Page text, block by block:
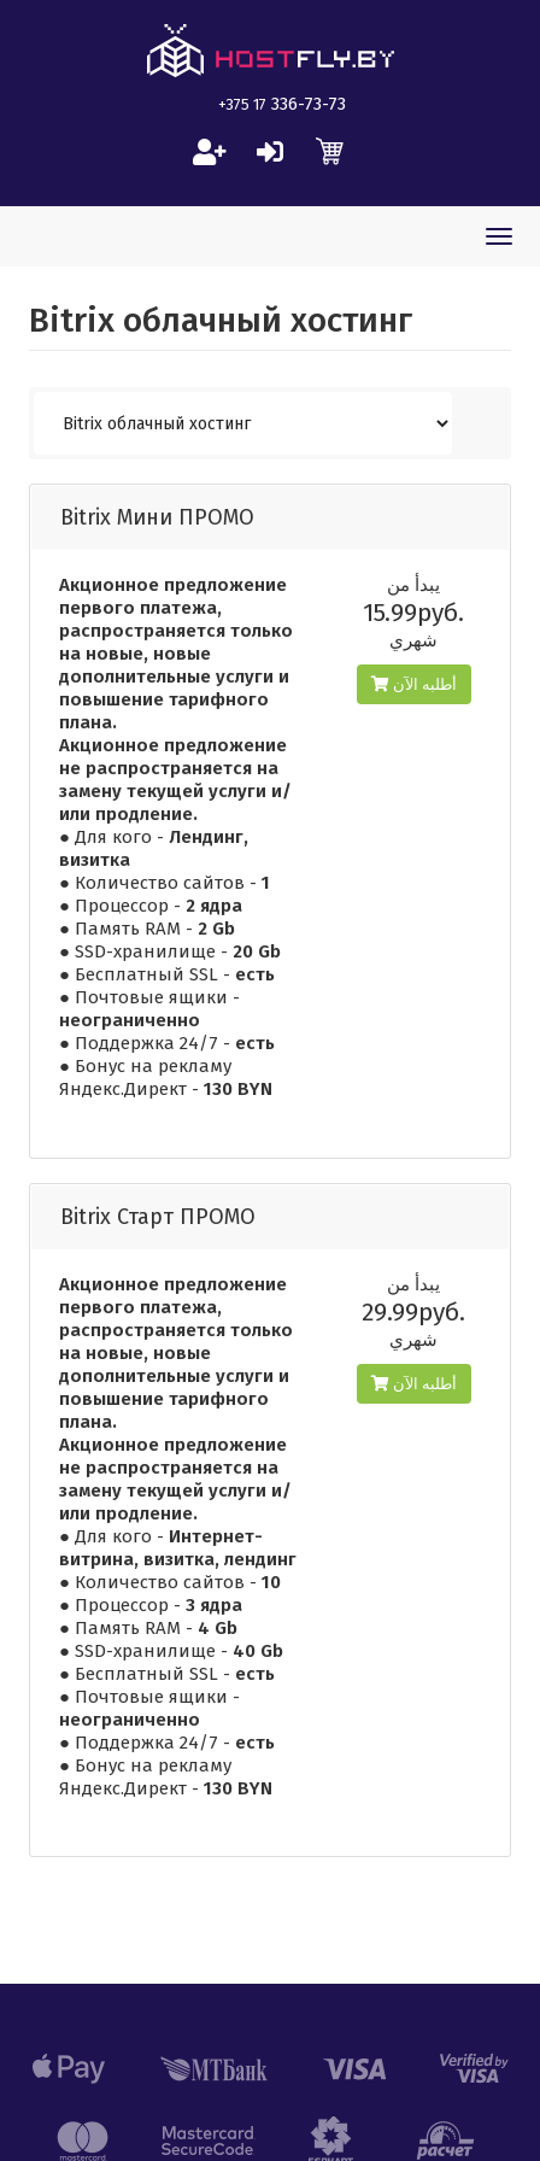
+375 17 336-73-73
Bitrix облачный хостинг
Bitrix Мини ПРОМО
Акционное предложение
первого платежа,
распространяется только
на новые, новые
дополнительные услуги и
повышение тарифного
плана.
Акционное предложение
не распространяется на
замену текущей услуги и/
или продление.
● Для кого - Лендинг,
визитка
● Количество сайтов - 1
● Процессор - 2 ядра
● Память RAM - 2 Gb
● SSD-хранилище - 20 Gb
● Бесплатный SSL - есть
● Почтовые ящики -
неограниченно
● Поддержка 24/7 - есть
● Бонус на рекламу
Яндекс.Директ - 130 BYN
يبدأ من
15.99руб.
شهري
أطلبه الآن
Bitrix Старт ПРОМО
Акционное предложение
первого платежа,
распространяется только
на новые, новые
дополнительные услуги и
повышение тарифного
плана.
Акционное предложение
не распространяется на
замену текущей услуги и/
или продление.
● Для кого - Интернет-
витрина, визитка, лендинг
● Количество сайтов - 10
● Процессор - 3 ядра
● Память RAM - 4 Gb
● SSD-хранилище - 40 Gb
● Бесплатный SSL - есть
● Почтовые ящики -
неограниченно
● Поддержка 24/7 - есть
● Бонус на рекламу
Яндекс.Директ - 130 BYN
يبدأ من
29.99руб.
شهري
أطلبه الآن